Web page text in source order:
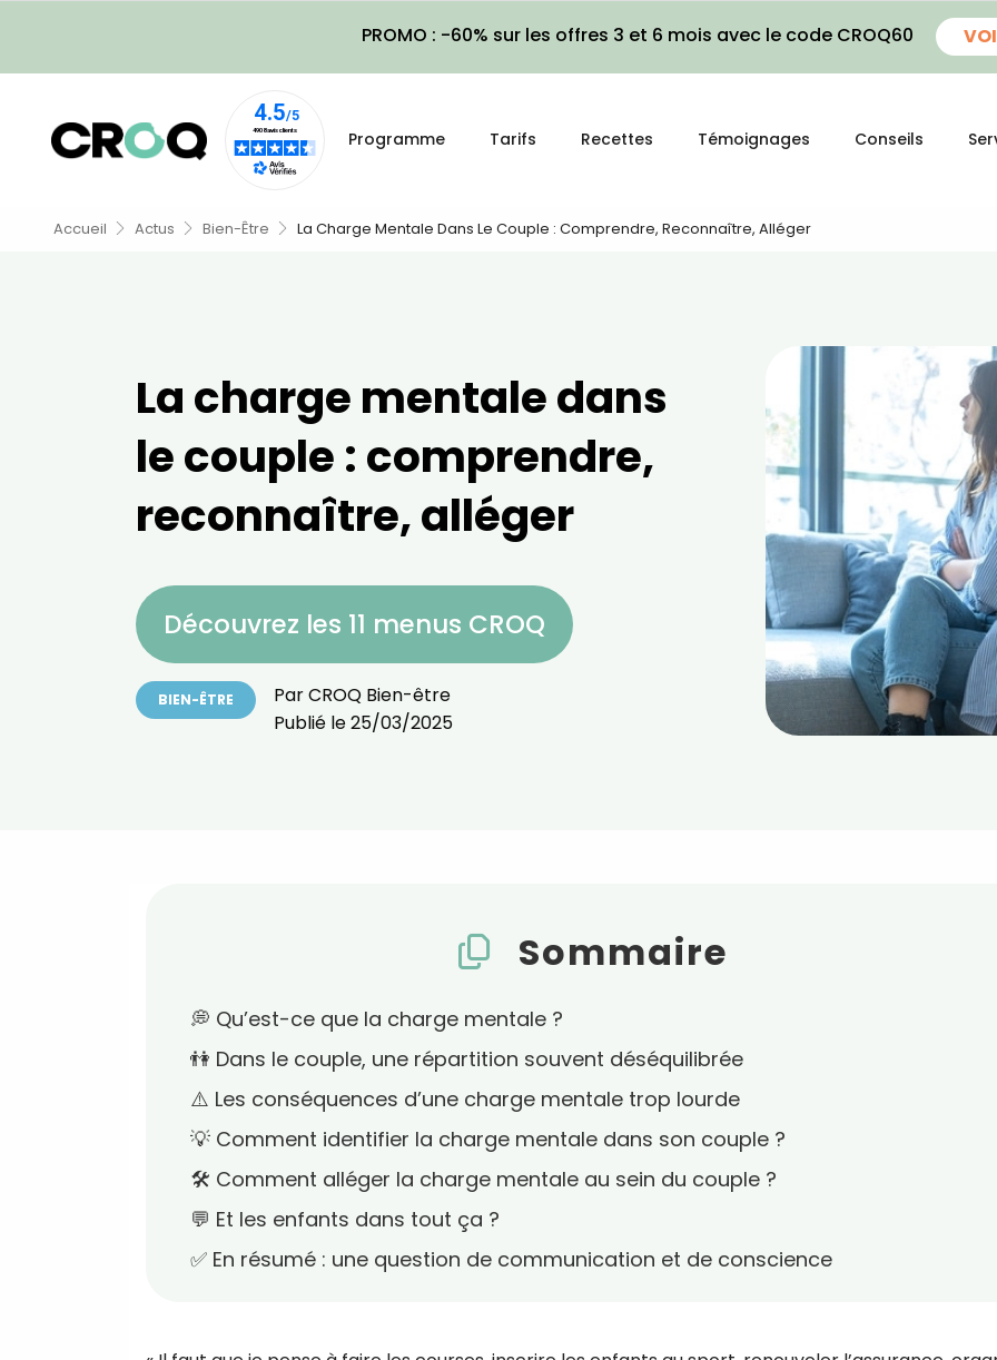
PROMO : -60% sur les offres 3 et 6 mois avec le code CROQ60
Programme Tarifs Recettes Témoignages Conseils
Accueil Actus Bien-Être La Charge Mentale Dans Le Couple : Comprendre, Reconnaître, Alléger
La charge mentale dans
le couple : comprendre,
reconnaître, alléger
Découvrez les 11 menus CROQ
BIEN-ÊTRE ParCROQ Bien-être
Publié le25/03/2025
Sommaire
💭 Qu’est-ce que la charge mentale ?
👫 Dans le couple, une répartition souvent déséquilibrée
⚠️ Les conséquences d’une charge mentale trop lourde
💡 Comment identifier la charge mentale dans son couple ?
🛠️ Comment alléger la charge mentale au sein du couple ?
💬 Et les enfants dans tout ça ?
✅ En résumé : une question de communication et de conscience